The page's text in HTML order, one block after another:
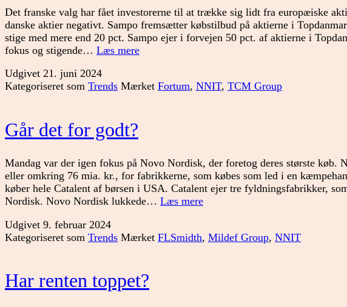
Det franske valg har fået investorerne til at trække sig lidt fra europæiske
danske aktier negativt. Sampo fremsætter købstilbud på aktierne i
stige med mere end 20 pct. Sampo ejer i forvejen 50 pct. af aktierne i
fokus og stigende… Læs mereDet
i
Udgivet 21. juni 2024
Kategoriseret som Trends Mærket Fortum, NNIT, TCM Group
Går det for godt?
Mandag var der igen fokus på Novo Nordisk, der foretog deres største køb.
eller omkring 76 mia. kr., for fabrikkerne, som købes som led i en
køber hele Catalent af børsen i USA. Catalent ejer tre fyldningsfabrikker,
Nordisk. Novo Nordisk lukkede… Læs mereGår
godt?
Udgivet 9. februar 2024
Kategoriseret som Trends Mærket FLSmidth, Mildef Group, NNIT
Har renten toppet?